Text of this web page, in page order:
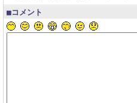
■コメント